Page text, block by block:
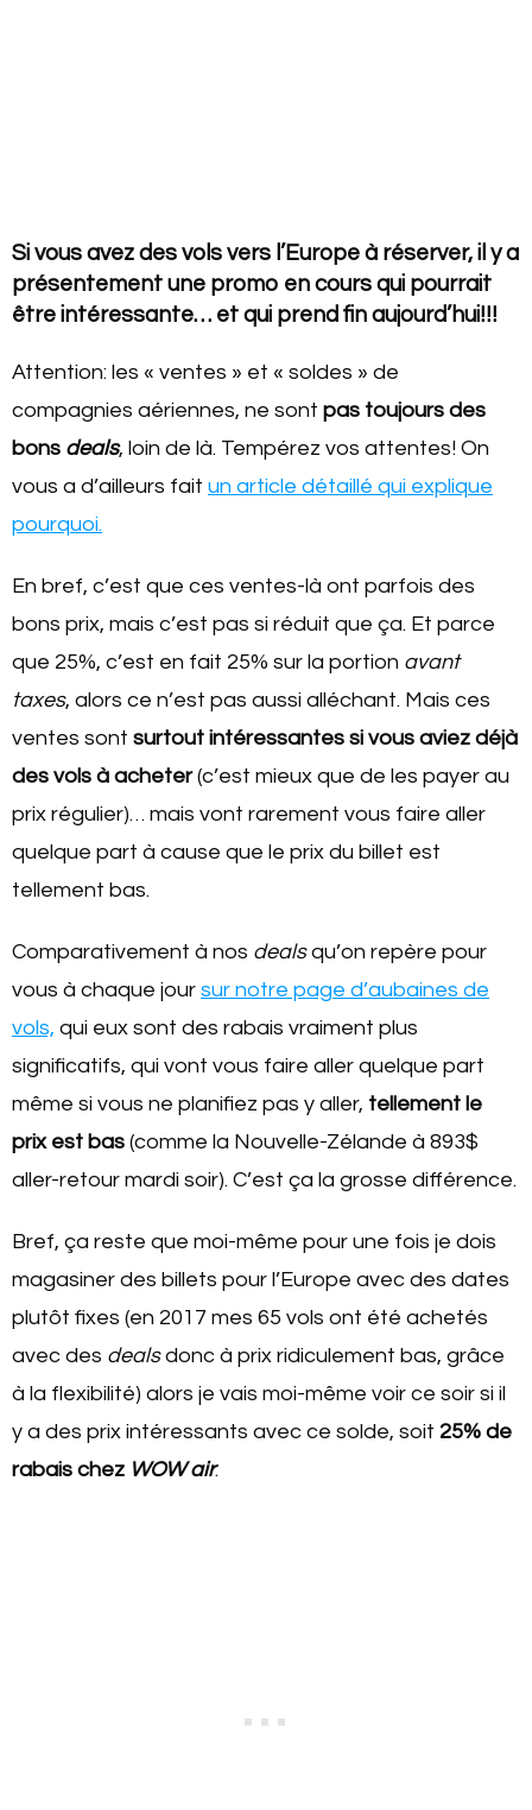
Si vous avez des vols vers l’Europe à réserver, il y a
présentement une promo en cours qui pourrait
être intéressante… et qui prend fin aujourd’hui!!!
Attention: les « ventes » et « soldes » de
compagnies aériennes, ne sont pas toujours des
bons deals, loin de là. Tempérez vos attentes! On
vous a d’ailleurs fait un article détaillé qui explique
pourquoi.
En bref, c’est que ces ventes-là ont parfois des
bons prix, mais c’est pas si réduit que ça. Et parce
que 25%, c’est en fait 25% sur la portion avant
taxes, alors ce n’est pas aussi alléchant. Mais ces
ventes sont surtout intéressantes si vous aviez déjà
des vols à acheter(c’est mieux que de les payer au
prix régulier)… mais vont rarement vous faire aller
quelque part à cause que le prix du billet est
tellement bas.
Comparativement à nos dealsqu’on repère pour
vous à chaque jour sur notre page d’aubaines de
vols, qui eux sont des rabais vraiment plus
significatifs, qui vont vous faire aller quelque part
même si vous ne planifiez pas y aller, tellement le
prix est bas (comme la Nouvelle-Zélande à 893$
aller-retour mardi soir). C’est ça la grosse différence.
Bref, ça reste que moi-même pour une fois je dois
magasiner des billets pour l’Europe avec des dates
plutôt fixes (en 2017 mes 65 vols ont été achetés
avec des dealsdonc à prix ridiculement bas, grâce
à la flexibilité) alors je vais moi-même voir ce soir si il
y a des prix intéressants avec ce solde, soit 25% de
rabais chez WOW air.